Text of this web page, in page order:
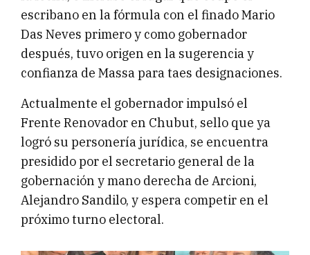
escribano en la fórmula con el finado Mario
Das Neves primero y como gobernador
después, tuvo origen en la sugerencia y
confianza de Massa para taes designaciones.
Actualmente el gobernador impulsó el
Frente Renovador en Chubut, sello que ya
logró su personería jurídica, se encuentra
presidido por el secretario general de la
gobernación y mano derecha de Arcioni,
Alejandro Sandilo, y espera competir en el
próximo turno electoral.